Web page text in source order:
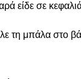
είδε σε
τη μπάλα στο